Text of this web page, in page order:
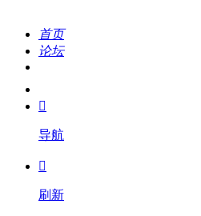
首页
论坛
我的

导航

刷新